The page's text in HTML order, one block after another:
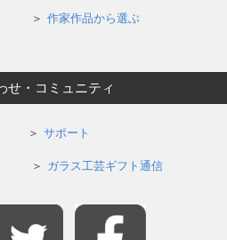
作家作品から選ぶ
せ・コミュニティ
サポート
ガラス工芸ギフト通信